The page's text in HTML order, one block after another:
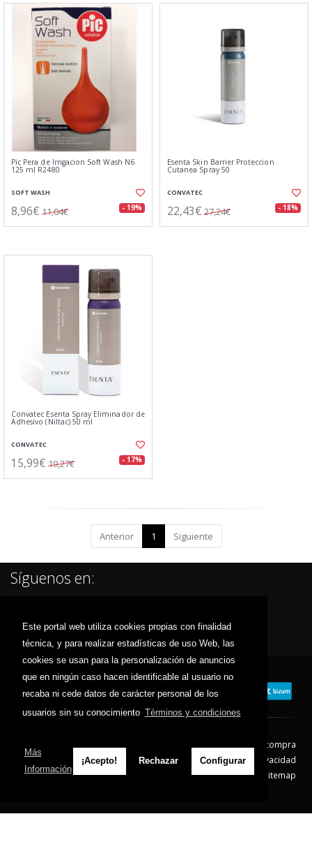
Este portal web utiliza cookies propias con finalidad
técnica, y para realizar estadísticas de uso Web, las
cookies se usan para la personalización de anuncios
que en ningún caso hacen identificable al usuario no
recaba ni cede datos de carácter personal de los
usuarios sin su conocimiento Términos y condiciones
Más
Información
¡Acepto! Rechazar Configurar
Pic Pera de Irrigacion Soft Wash N6
125 ml R2480
SOFT WASH
8,96€ 11,04€ - 19%
Esenta Skin Barrier Proteccion
Cutanea Spray 50
CONVATEC
22,43€ 27,24€ - 18%
Convatec Esenta Spray Eliminador de
Adhesivo (Niltac) 50 ml
CONVATEC
15,99€ 19,27€ - 17%
Anterior 1 Siguiente
Síguenos en:
Condiciones de compra
Política de envíos
Política de devolución
Política de Privacidad
Política de Cookies
Sitemap